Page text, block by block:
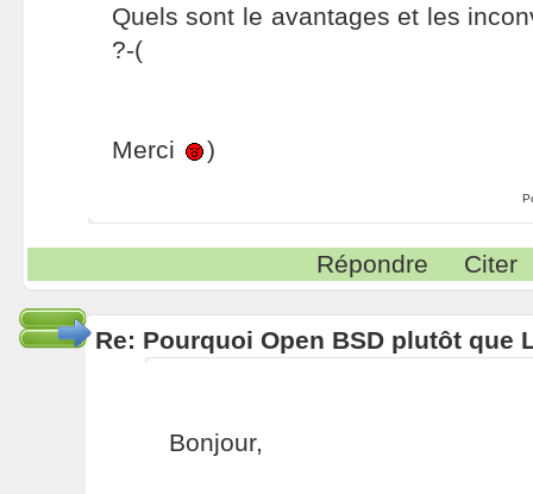
Quels sont le avantages et les
?-(
Merci )
Répondre Citer
Re: Pourquoi Open BSD plutôt que
Bonjour,